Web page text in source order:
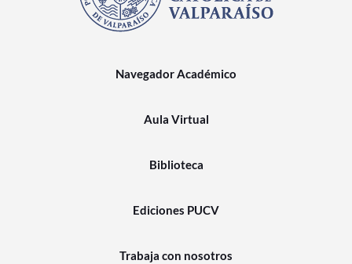
Navegador Académico
Aula Virtual
Biblioteca
Ediciones PUCV
Trabaja con nosotros